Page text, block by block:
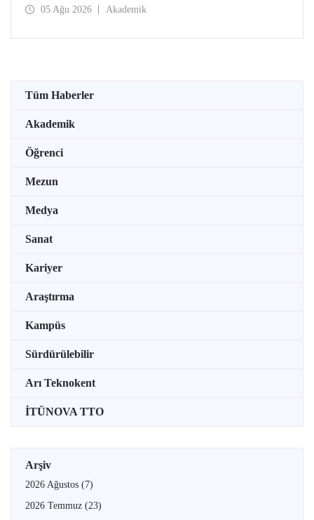
Koşullarına Bağlı Mikrolif Salımı: Aşınma, UV Maruziyeti
05 Ağu 2026 Akademik
Tüm Haberler
Akademik
Öğrenci
Mezun
Medya
Sanat
Kariyer
Araştırma
Kampüs
Sürdürülebilir
Arı Teknokent
İTÜNOVA TTO
Arşiv
2026 Ağustos (7)
2026 Temmuz (23)